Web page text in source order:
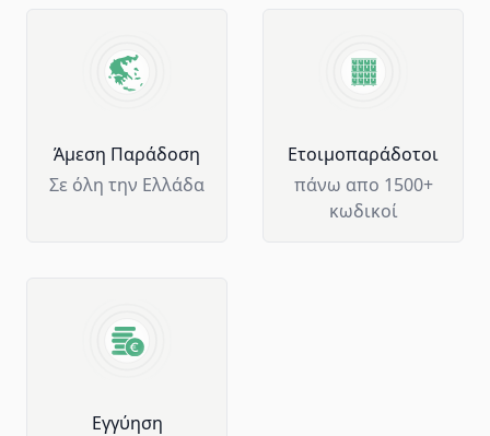
Άμεση Παράδοση
Σε όλη την Ελλάδα
Ετοιμοπαράδοτοι
πάνω απο 1500+
κωδικοί
Eγγύηση